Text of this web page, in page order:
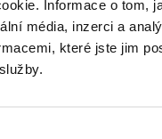
Informace o tom,
média, inzerci a
které jste jim